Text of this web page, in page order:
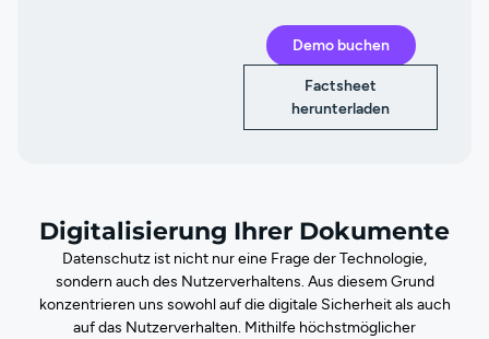
Demo buchen
Factsheet
herunterladen
Digitalisierung Ihrer Dokumente
Datenschutz ist nicht nur eine Frage der Technologie,
sondern auch des Nutzerverhaltens. Aus diesem Grund
konzentrieren uns sowohl auf die digitale Sicherheit als auch
auf das Nutzerverhalten. Mithilfe höchstmöglicher